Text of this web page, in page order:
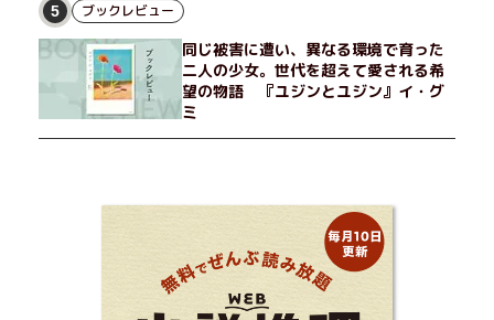
5 ブックレビュー
同じ被害に遭い、異なる環境で育った
二人の少女。世代を超えて愛される希
望の物語 『ユジンとユジン』イ・グ
ミ